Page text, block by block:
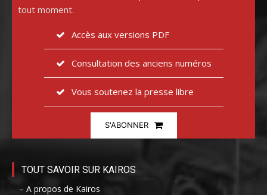
tout moment.
Accès aux versions PDF
Consultation des anciens numéros
Vous soutenez la presse libre
S'ABONNER
TOUT SAVOIR SUR KAIROS
– A propos de Kairos